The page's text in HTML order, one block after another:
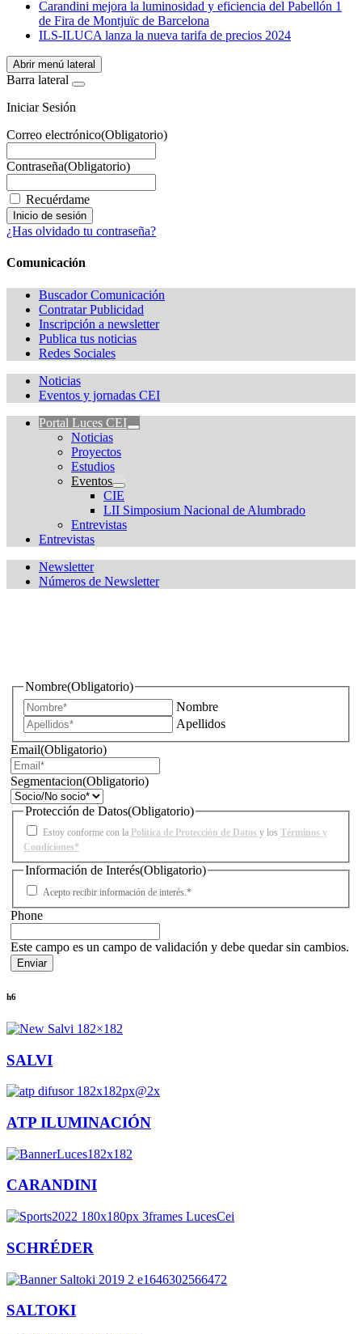
Carandini mejora la luminosidad y eficiencia del Pabellón 1
de Fira de Montjuïc de Barcelona
ILS-ILUCA lanza la nueva tarifa de precios 2024
Abrir menú lateral
Barra lateral
Iniciar Sesión
Correo electrónico(Obligatorio)
Contraseña(Obligatorio)
Recuérdame
¿Has olvidado tu contraseña?
Comunicación
Buscador Comunicación
Contratar Publicidad
Inscripción a newsletter
Publica tus noticias
Redes Sociales
Noticias
Eventos y jornadas CEI
Portal Luces CEI
Noticias
Proyectos
Estudios
Eventos
CIE
LII Simposium Nacional de Alumbrado
Entrevistas
Entrevistas
Newsletter
Números de Newsletter
Nombre(Obligatorio)
Nombre
Apellidos
Email(Obligatorio)
Segmentacion(Obligatorio)
Protección de Datos(Obligatorio)
Estoy conforme con la Política de Protección de Datos y los Términos y
Condiciones*
Información de Interés(Obligatorio)
Acepto recibir información de interés.*
Phone
Este campo es un campo de validación y debe quedar sin cambios.
h6
SALVI
ATP ILUMINACIÓN
CARANDINI
SCHRÉDER
SALTOKI